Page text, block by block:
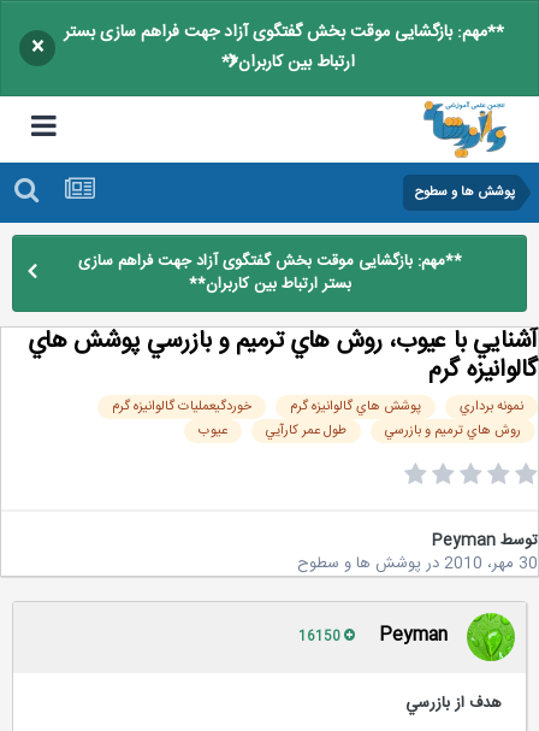
**مهم: بازگشایی موقت بخش گفتگوی آزاد جهت فراهم سازی بستر
ارتباط بین کاربران**
×
پوشش ها و سطوح
**مهم: بازگشایی موقت بخش گفتگوی آزاد جهت فراهم سازی
بستر ارتباط بین کاربران**
با عيوب، روش هاي ترميم و بازرسي پوشش هاي
گرم
برداري پوشش هاي گالوانيزه گرم
خوردگيعمليات گالوانيزه گرم
روش هاي ترميم و بازرسي
طول عمر كارآيي عيوب
Peyman
درپوشش ها و سطوح
Peyman
هدف از بازرسي